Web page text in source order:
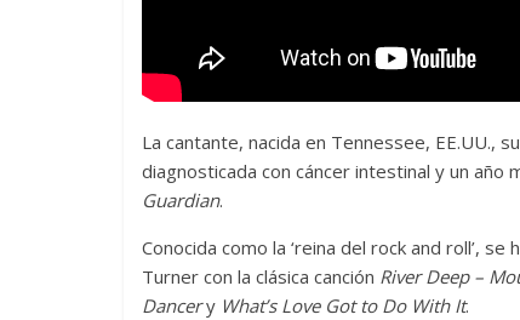
La cantante, nacida en Tennessee, EE.UU.,
diagnosticada con cáncer intestinal y un
Guardian.
Conocida como la ‘reina del rock and roll’,
Turner con la clásica canción River Deep –
Dancery What’s Love Got to Do With It.